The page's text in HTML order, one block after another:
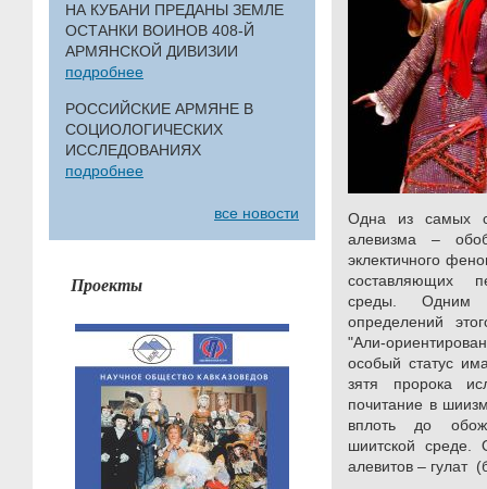
НА КУБАНИ ПРЕДАНЫ ЗЕМЛЕ
ОСТАНКИ ВОИНОВ 408-Й
АРМЯНСКОЙ ДИВИЗИИ
подробнее
РОССИЙСКИЕ АРМЯНЕ В
СОЦИОЛОГИЧЕСКИХ
ИССЛЕДОВАНИЯХ
подробнее
все новости
Проекты
Одна из самых
алевизма –
эклектичного
составляющих
среды. Одним
определений
"Али-
особый статус
зятя пророка
почитание в
вплоть до
шиитской
алевитов – гулат